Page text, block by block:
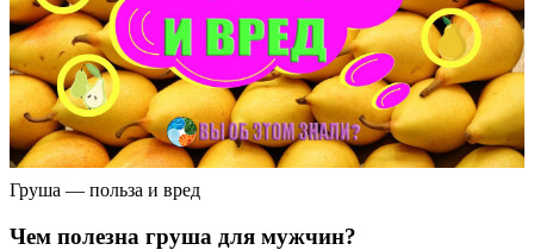
Груша — польза и вред
Чем полезна груша для мужчин?